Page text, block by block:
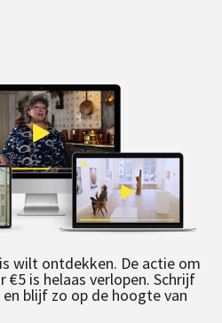
wilt ontdekken. De actie om
€5 is helaas verlopen. Schrijf
blijf zo op de hoogte van